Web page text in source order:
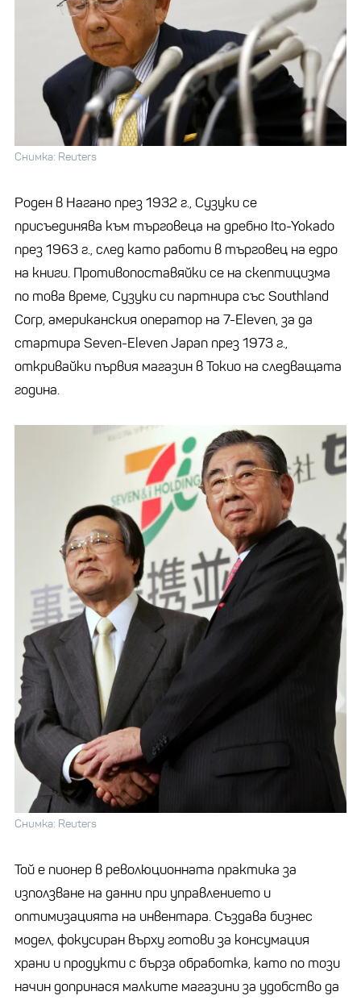
Снимка: Reuters
Роден в Нагано през 1932 г., Сузуки се
присъединява към търговеца на дребно Ito-Yokado
през 1963 г., след като работи в търговец на едро
на книги. Противопоставяйки се на скептицизма
по това време, Сузуки си партнира със Southland
Corp, американския оператор на 7-Eleven, за да
стартира Seven-Eleven Japan през 1973 г.,
откривайки първия магазин в Токио на следващата
година.
Снимка: Reuters
Той е пионер в революционната практика за
използване на данни при управлението и
оптимизацията на инвентара. Създава бизнес
модел, фокусиран върху готови за консумация
храни и продукти с бърза обработка, като по този
начин допринася малките магазини за удобство да